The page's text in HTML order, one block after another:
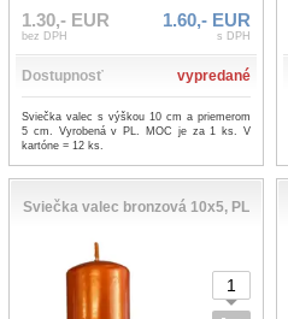
1.30,- EUR
bez DPH
1.60,- EUR
s DPH
Dostupnosť vypredané
Sviečka valec s výškou 10 cm a priemerom
5 cm. Vyrobená v PL. MOC je za 1 ks. V
kartóne = 12 ks.
Sviečka valec bronzová 10x5, PL